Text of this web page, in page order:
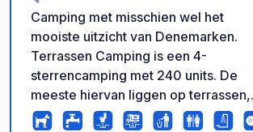
Camping met misschien wel het
mooiste uitzicht van Denemarken.
Terrassen Camping is een 4-
sterrencamping met 240 units. De
meeste hiervan liggen op terrassen,
zodat u onbelemmerd kunt genieten